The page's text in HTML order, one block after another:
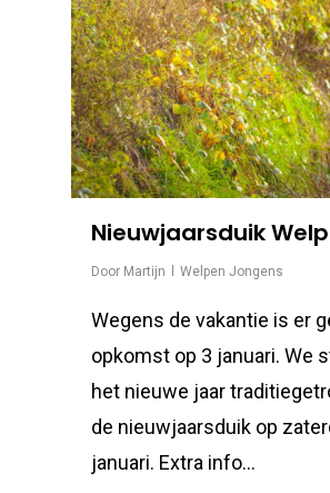
Nieuwjaarsduik
Door Martijn Welpen Jongens
Wegens de vakantie is er
opkomst op 3 januari. We
het nieuwe jaar
de nieuwjaarsduik op
januari. Extra info…